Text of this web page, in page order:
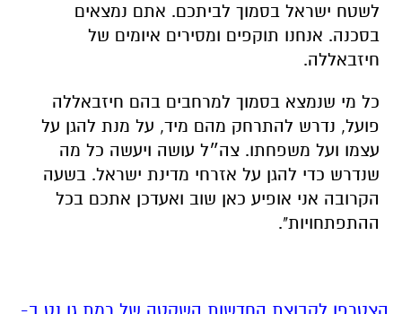
לשטח ישראל בסמוך לביתכם. אתם נמצאים
בסכנה. אנחנו תוקפים ומסירים איומים של
חיזבאללה.
כל מי שנמצא בסמוך למרחבים בהם חיזבאללה
פועל, נדרש להתרחק מהם מיד, על מנת להגן על
עצמו ועל משפחתו. צה״ל עושה ויעשה כל מה
שנדרש כדי להגן על אזרחי מדינת ישראל. בשעה
הקרובה אני אופיע כאן שוב ואעדכן אתכם בכל
ההתפתחויות".